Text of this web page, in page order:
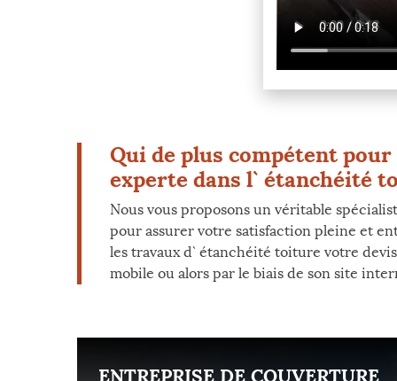
Qui de plus compétent
experte dans l` étanchéité
Nous vous proposons un véritable
pour assurer votre satisfaction pleine et
les travaux d` étanchéité toiture votre
mobile ou alors par le biais de son site
ENTREPRISE DE COUVERTURE